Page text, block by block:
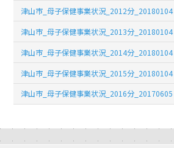
津山市_母子保健事業状況_2012分_20180104
津山市_母子保健事業状況_2013分_20180104
津山市_母子保健事業状況_2014分_20180104
津山市_母子保健事業状況_2015分_20180104
津山市_母子保健事業状況_2016分_20170605